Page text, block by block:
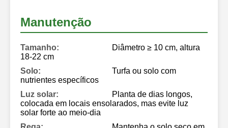
Manutenção
Tamanho:
Diâmetro ≥ 10 cm, altura
18-22 cm
Solo:
Turfa ou solo com
nutrientes específicos
Luz solar:
Planta de dias longos,
colocada em locais ensolarados, mas evite luz
solar forte ao meio-dia